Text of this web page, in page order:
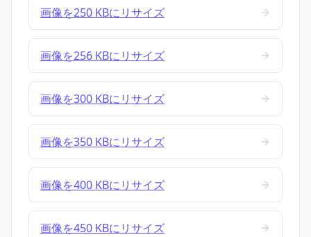
画像を250 KBにリサイズ
画像を256 KBにリサイズ
画像を300 KBにリサイズ
画像を350 KBにリサイズ
画像を400 KBにリサイズ
画像を450 KBにリサイズ